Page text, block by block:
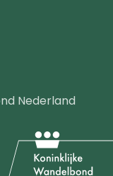
Nederland